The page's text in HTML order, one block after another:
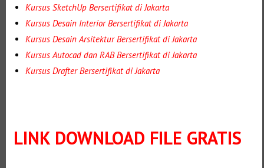
Kursus SketchUp Bersertifikat di Jakarta
Kursus Desain InteriorBersertifikat di Jakarta
Kursus Desain ArsitekturBersertifikat di Jakarta
Kursus Autocad dan RABBersertifikat di Jakarta
Kursus DrafterBersertifikat di Jakarta
LINK DOWNLOAD FILE GRATIS